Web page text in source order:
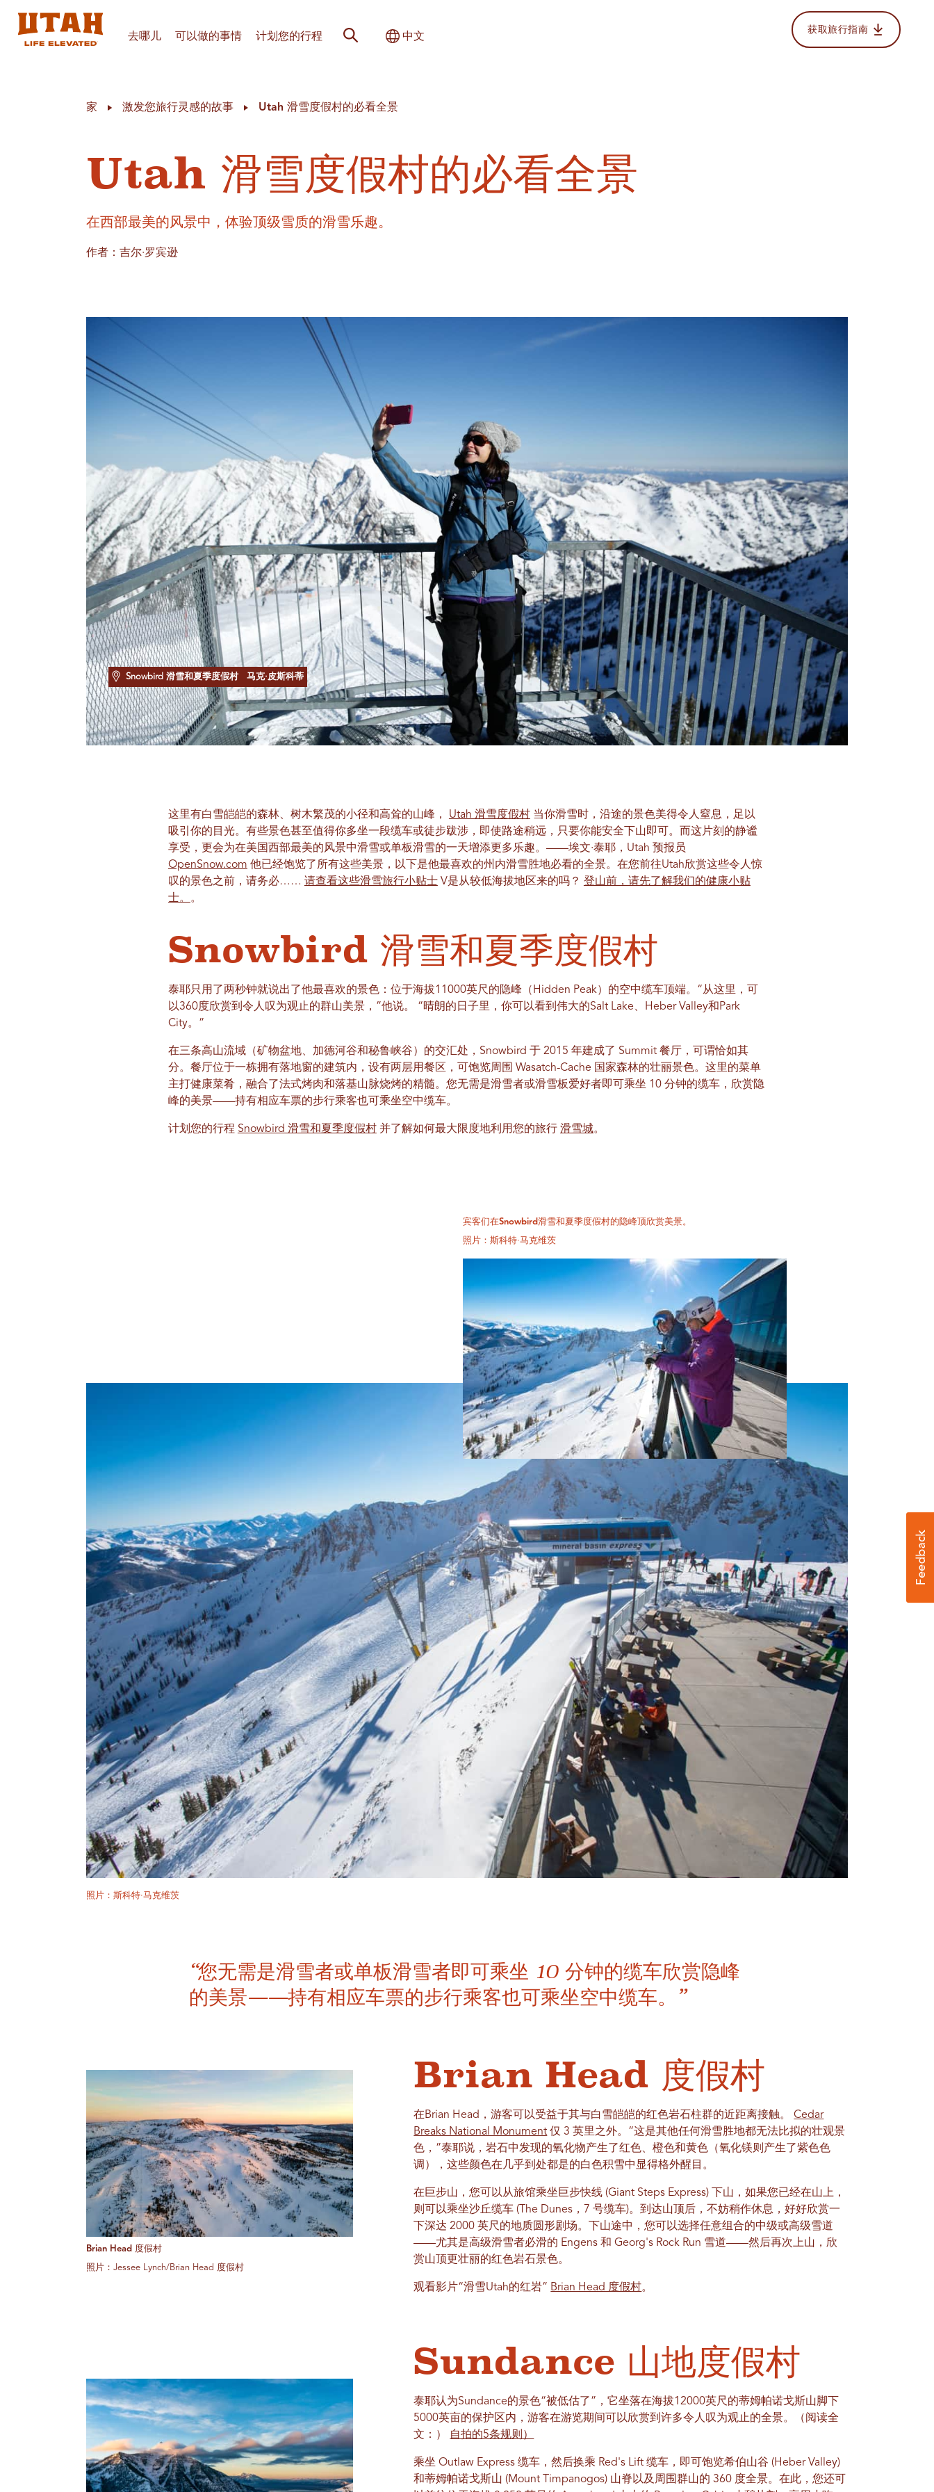
去哪儿 可以做的事情 计划您的行程 网站搜索切换国际
中文 获取旅行指南
家 激发您旅行灵感的故事 Utah 滑雪度假村的必看全景
Utah 滑雪度假村的必看全景
在西部最美的风景中，体验顶级雪质的滑雪乐趣。
作者：吉尔·罗宾逊
Snowbird 滑雪和夏季度假村 马克·皮斯科蒂
这里有白雪皑皑的森林、树木繁茂的小径和高耸的山峰， Utah 滑雪度假村当你滑雪时，沿途的景色美得令人窒息，足以
吸引你的目光。有些景色甚至值得你多坐一段缆车或徒步跋涉，即使路途稍远，只要你能安全下山即可。而这片刻的静谧
享受，更会为在美国西部最美的风景中滑雪或单板滑雪的一天增添更多乐趣。——埃文·泰耶，Utah 预报员
OpenSnow.com 他已经饱览了所有这些美景，以下是他最喜欢的州内滑雪胜地必看的全景。在您前往Utah欣赏这些令人惊
叹的景色之前，请务必…… 请查看这些滑雪旅行小贴士V是从较低海拔地区来的吗？ 登山前，请先了解我们的健康小贴
士。 。
Snowbird 滑雪和夏季度假村
泰耶只用了两秒钟就说出了他最喜欢的景色：位于海拔11000英尺的隐峰（Hidden Peak）的空中缆车顶端。“从这里，可
以360度欣赏到令人叹为观止的群山美景，”他说。 “晴朗的日子里，你可以看到伟大的Salt Lake、Heber Valley和Park
City。”
在三条高山流域（矿物盆地、加德河谷和秘鲁峡谷）的交汇处，Snowbird 于 2015 年建成了 Summit 餐厅，可谓恰如其
分。餐厅位于一栋拥有落地窗的建筑内，设有两层用餐区，可饱览周围 Wasatch-Cache 国家森林的壮丽景色。这里的菜单
主打健康菜肴，融合了法式烤肉和落基山脉烧烤的精髓。您无需是滑雪者或滑雪板爱好者即可乘坐 10 分钟的缆车，欣赏隐
峰的美景——持有相应车票的步行乘客也可乘坐空中缆车。
计划您的行程 Snowbird 滑雪和夏季度假村并了解如何最大限度地利用您的旅行 滑雪城。
宾客们在Snowbird滑雪和夏季度假村的隐峰顶欣赏美景。
照片：斯科特·马克维茨
照片：斯科特·马克维茨
“您无需是滑雪者或单板滑雪者即可乘坐 10 分钟的缆车欣赏隐峰
的美景——持有相应车票的步行乘客也可乘坐空中缆车。”
Brian Head 度假村
照片：Jessee Lynch/Brian Head 度假村
Brian Head 度假村
在Brian Head，游客可以受益于其与白雪皑皑的红色岩石柱群的近距离接触。Cedar
Breaks National Monument 仅 3 英里之外。“这是其他任何滑雪胜地都无法比拟的壮观景
色，”泰耶说，岩石中发现的氧化物产生了红色、橙色和黄色（氧化镁则产生了紫色色
调），这些颜色在几乎到处都是的白色积雪中显得格外醒目。
在巨步山，您可以从旅馆乘坐巨步快线 (Giant Steps Express) 下山，如果您已经在山上，
则可以乘坐沙丘缆车 (The Dunes，7 号缆车)。到达山顶后，不妨稍作休息，好好欣赏一
下深达 2000 英尺的地质圆形剧场。下山途中，您可以选择任意组合的中级或高级雪道
——尤其是高级滑雪者必滑的 Engens 和 Georg's Rock Run 雪道——然后再次上山，欣
赏山顶更壮丽的红色岩石景色。
观看影片“滑雪Utah的红岩” Brian Head 度假村。
Sundance 山地度假村
泰耶认为Sundance的景色“被低估了”，它坐落在海拔12000英尺的蒂姆帕诺戈斯山脚下
5000英亩的保护区内，游客在游览期间可以欣赏到许多令人叹为观止的全景。（阅读全
文：）
自拍的5条规则）
乘坐 Outlaw Express 缆车，然后换乘 Red's Lift 缆车，即可饱览希伯山谷 (Heber Valley)
和蒂姆帕诺戈斯山 (Mount Timpanogos) 山脊以及周围群山的 360 度全景。在此，您还可